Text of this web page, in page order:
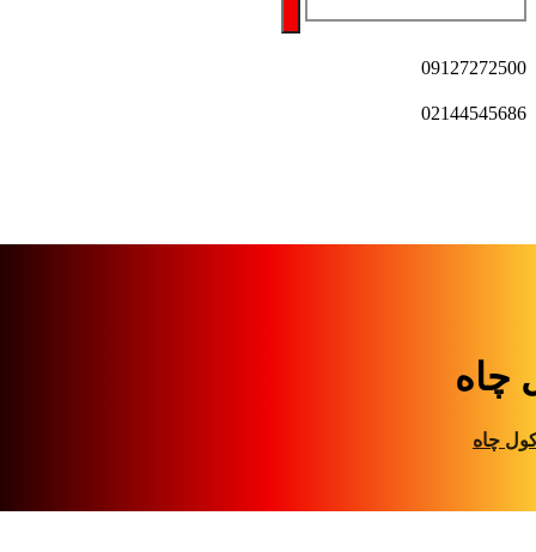
09127272500
02144545686
چاه
چاه